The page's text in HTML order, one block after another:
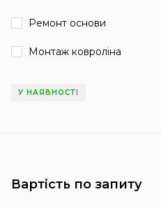
Ремонт основи
Монтаж ковроліна
У НАЯВНОСТІ
Вартість по запиту